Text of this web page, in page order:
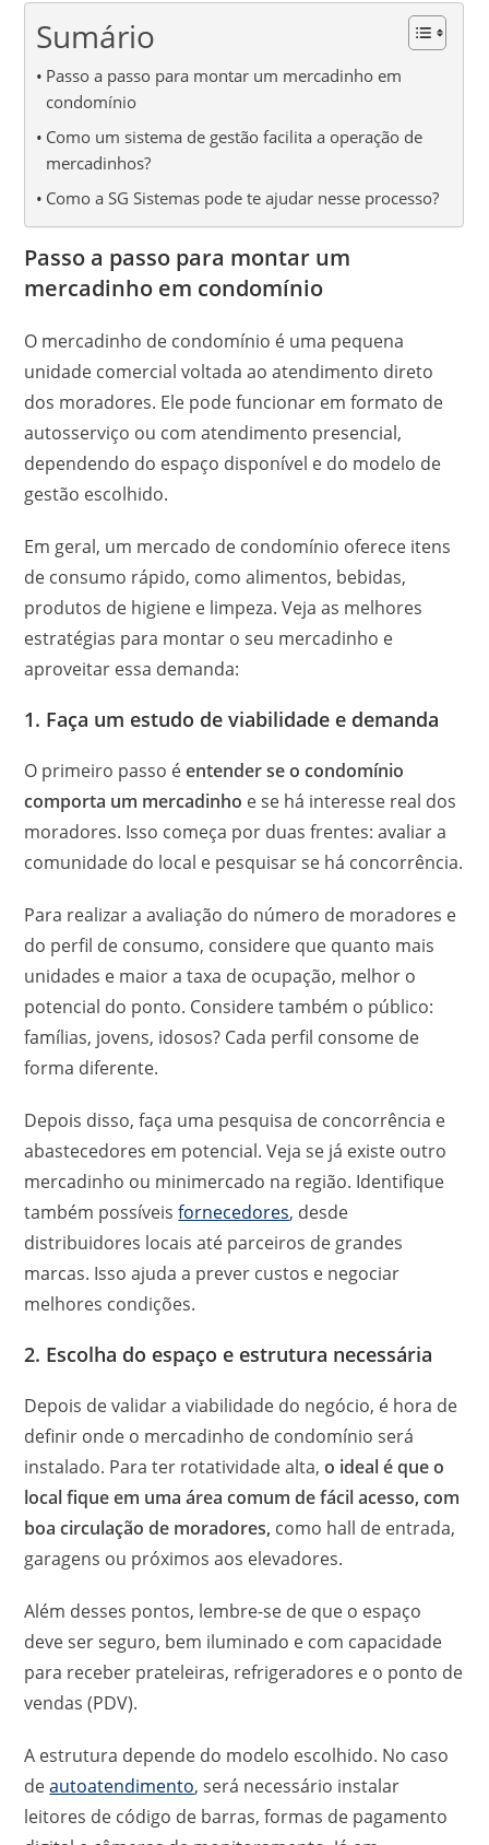
Sumário
Passo a passo para montar um mercadinho em
condomínio
Como um sistema de gestão facilita a operação de
mercadinhos?
Como a SG Sistemas pode te ajudar nesse processo?
Passo a passo para montar um
mercadinho em condomínio
O mercadinho de condomínio é uma pequena
unidade comercial voltada ao atendimento direto
dos moradores. Ele pode funcionar em formato de
autosserviço ou com atendimento presencial,
dependendo do espaço disponível e do modelo de
gestão escolhido.
Em geral, um mercado de condomínio oferece itens
de consumo rápido, como alimentos, bebidas,
produtos de higiene e limpeza. Veja as melhores
estratégias para montar o seu mercadinho e
aproveitar essa demanda:
1. Faça um estudo de viabilidade e demanda
O primeiro passo éentender se o condomínio
comporta um mercadinho e se há interesse real dos
moradores. Isso começa por duas frentes: avaliar a
comunidade do local e pesquisar se há concorrência.
Para realizar a avaliação do número de moradores e
do perfil de consumo, considere que quanto mais
unidades e maior a taxa de ocupação, melhor o
potencial do ponto. Considere também o público:
famílias, jovens, idosos? Cada perfil consome de
forma diferente.
Depois disso, faça uma pesquisa de concorrência e
abastecedores em potencial. Veja se já existe outro
mercadinho ou minimercado na região. Identifique
também possíveisfornecedores, desde
distribuidores locais até parceiros de grandes
marcas. Isso ajuda a prever custos e negociar
melhores condições.
2. Escolha do espaço e estrutura necessária
Depois de validar a viabilidade do negócio, é hora de
definir onde o mercadinho de condomínio será
instalado. Para ter rotatividade alta,o ideal é que o
local fique em uma área comum de fácil acesso, com
boa circulação de moradores, como hall de entrada,
garagens ou próximos aos elevadores.
Além desses pontos, lembre-se de que o espaço
deve ser seguro, bem iluminado e com capacidade
para receber prateleiras, refrigeradores e o ponto de
vendas (PDV).
A estrutura depende do modelo escolhido. No caso
deautoatendimento, será necessário instalar
leitores de código de barras, formas de pagamento